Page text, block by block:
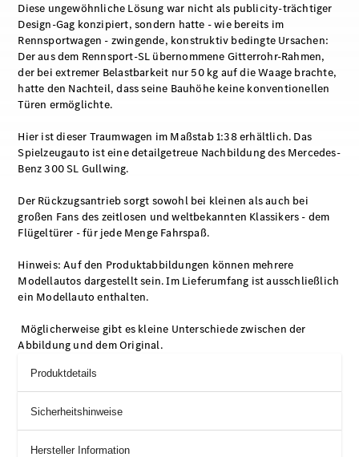
Diese ungewöhnliche Lösung war nicht als publicity-trächtiger
Design-Gag konzipiert, sondern hatte - wie bereits im
Rennsportwagen - zwingende, konstruktiv bedingte Ursachen:
Der aus dem Rennsport-SL übernommene Gitterrohr-Rahmen,
der bei extremer Belastbarkeit nur 50 kg auf die Waage brachte,
hatte den Nachteil, dass seine Bauhöhe keine konventionellen
Türen ermöglichte.
Hier ist dieser Traumwagen im Maßstab 1:38 erhältlich. Das
Spielzeugauto ist eine detailgetreue Nachbildung des Mercedes-
Benz 300 SL Gullwing.
Der Rückzugsantrieb sorgt sowohl bei kleinen als auch bei
großen Fans des zeitlosen und weltbekannten Klassikers - dem
Flügeltürer - für jede Menge Fahrspaß.
Hinweis: Auf den Produktabbildungen können mehrere
Modellautos dargestellt sein. Im Lieferumfang ist ausschließlich
ein Modellauto enthalten.
Möglicherweise gibt es kleine Unterschiede zwischen der
Abbildung und dem Original.
Produktdetails
Sicherheitshinweise
Hersteller Information